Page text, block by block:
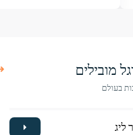
מובילים
בעולם
ליג